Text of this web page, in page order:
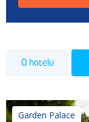
O hotelu
Garden Palace